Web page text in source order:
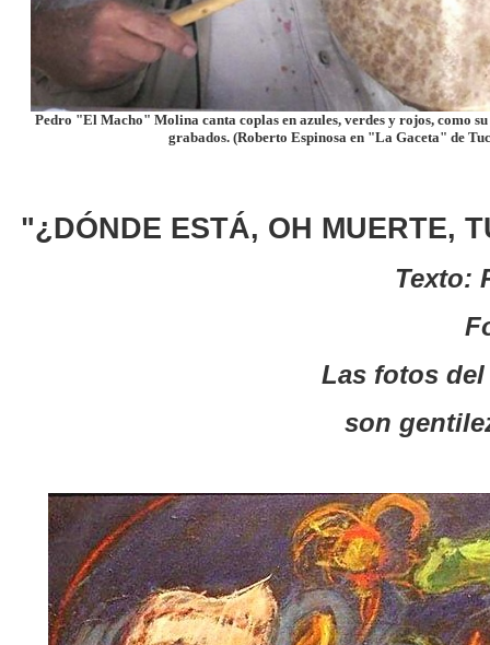
Pedro "El Macho" Molina canta coplas en azules, verdes y rojos, como
grabados. (Roberto Espinosa en "La Gaceta" de
"¿DÓNDE ESTÁ, OH MUERTE,
Texto:
Las fotos
son